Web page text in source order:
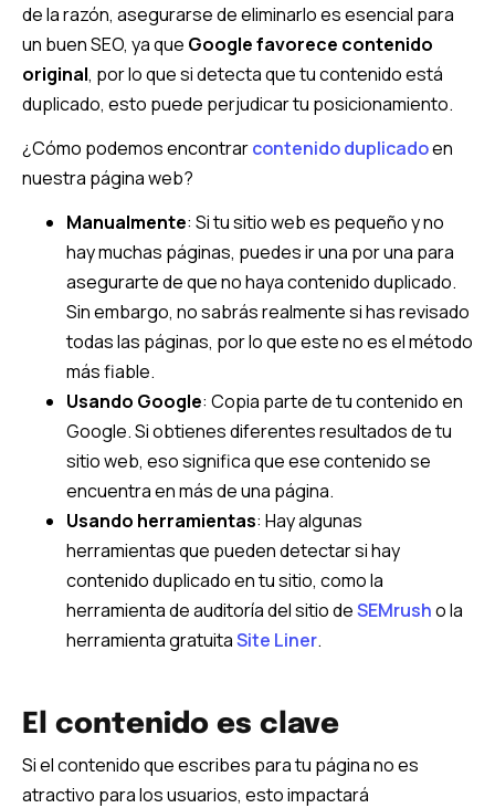
de la razón, asegurarse de eliminarlo es esencial para
un buen SEO, ya que Google favorece contenido
original, por lo que si detecta que tu contenido está
duplicado, esto puede perjudicar tu posicionamiento.
¿Cómo podemos encontrarcontenido duplicadoen
nuestra página web?
Manualmente: Si tu sitio web es pequeño y no
hay muchas páginas, puedes ir una por una para
asegurarte de que no haya contenido duplicado.
Sin embargo, no sabrás realmente si has revisado
todas las páginas, por lo que este no es el método
más fiable.
Usando Google: Copia parte de tu contenido en
Google. Si obtienes diferentes resultados de tu
sitio web, eso significa que ese contenido se
encuentra en más de una página.
Usando herramientas: Hay algunas
herramientas que pueden detectar si hay
contenido duplicado en tu sitio, como la
herramienta de auditoría del sitio deSEMrusho la
herramienta gratuitaSite Liner.
El contenido es clave
Si el contenido que escribes para tu página no es
atractivo para los usuarios, esto impactará